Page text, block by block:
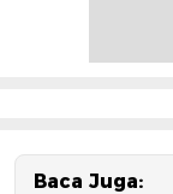
Baca Juga: